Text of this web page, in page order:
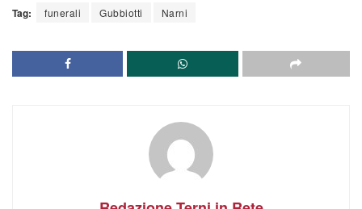
Tag: funerali Gubbiotti Narni